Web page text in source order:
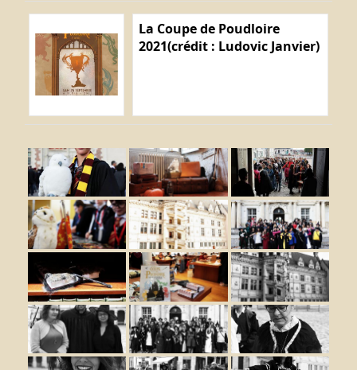
La Coupe de Poudloire
2021(crédit : Ludovic Janvier)